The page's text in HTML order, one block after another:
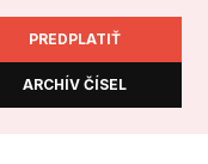
PREDPLATIŤ
ARCHÍV ČÍSEL